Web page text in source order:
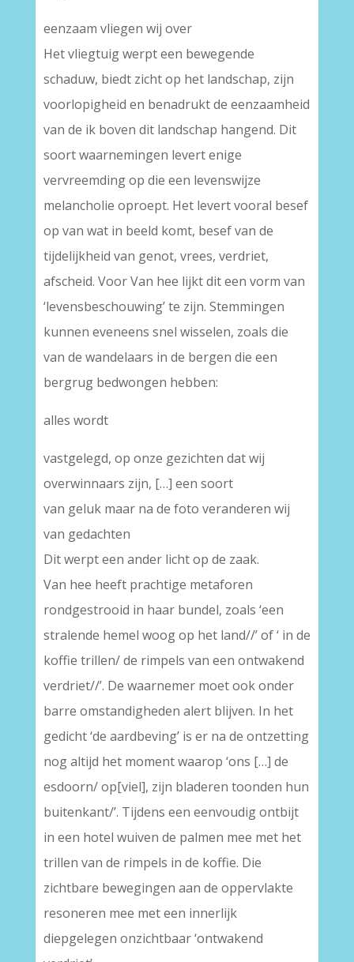
eenzaam vliegen wij over
Het vliegtuig werpt een bewegende
schaduw, biedt zicht op het landschap, zijn
voorlopigheid en benadrukt de eenzaamheid
van de ik boven dit landschap hangend. Dit
soort waarnemingen levert enige
vervreemding op die een levenswijze
melancholie oproept. Het levert vooral besef
op van wat in beeld komt, besef van de
tijdelijkheid van genot, vrees, verdriet,
afscheid. Voor Van hee lijkt dit een vorm van
‘levensbeschouwing’ te zijn. Stemmingen
kunnen eveneens snel wisselen, zoals die
van de wandelaars in de bergen die een
bergrug bedwongen hebben:
alles wordt
vastgelegd, op onze gezichten dat wij
overwinnaars zijn, […] een soort
van geluk maar na de foto veranderen wij
van gedachten
Dit werpt een ander licht op de zaak.
Van hee heeft prachtige metaforen
rondgestrooid in haar bundel, zoals ‘een
stralende hemel woog op het land//’ of ‘ in de
koffie trillen/ de rimpels van een ontwakend
verdriet//’. De waarnemer moet ook onder
barre omstandigheden alert blijven. In het
gedicht ‘de aardbeving’ is er na de ontzetting
nog altijd het moment waarop ‘ons […] de
esdoorn/ op[viel], zijn bladeren toonden hun
buitenkant/’. Tijdens een eenvoudig ontbijt
in een hotel wuiven de palmen mee met het
trillen van de rimpels in de koffie. Die
zichtbare bewegingen aan de oppervlakte
resoneren mee met een innerlijk
diepgelegen onzichtbaar ‘ontwakend